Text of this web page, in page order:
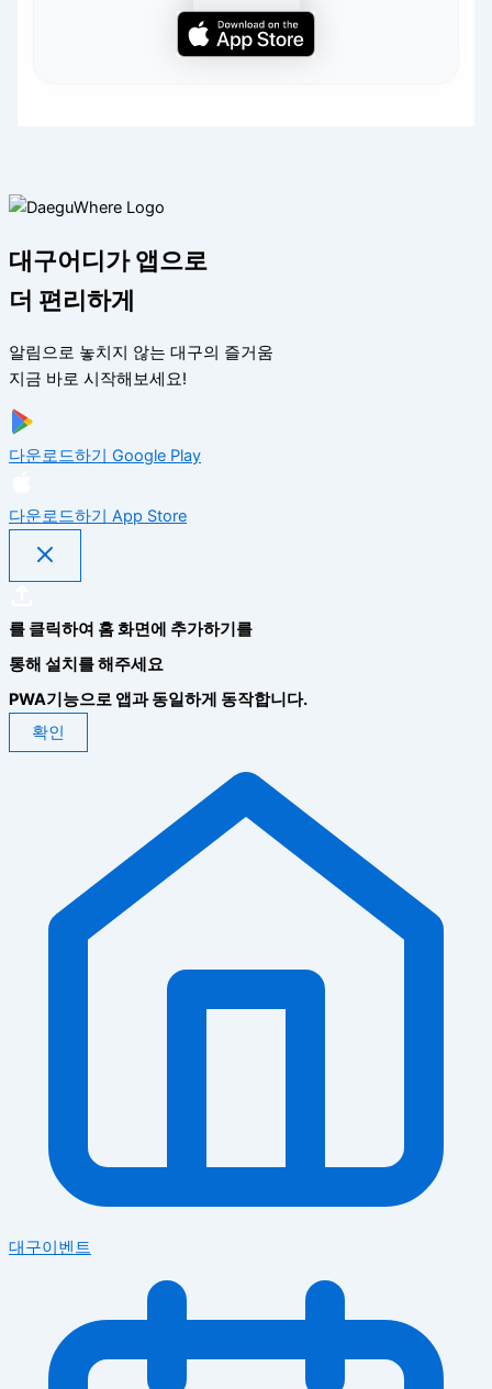
대구어디가 앱으로
더 편리하게
알림으로 놓치지 않는 대구의 즐거움
지금 바로 시작해보세요!
다운로드하기 Google Play
다운로드하기 App Store
를 클릭하여 홈 화면에 추가하기를
통해 설치를 해주세요
PWA기능으로 앱과 동일하게 동작합니다.
확인
대구이벤트